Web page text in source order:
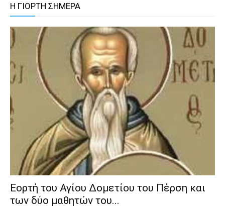
Η ΓΙΟΡΤΗ ΣΗΜΕΡΑ
Εορτή του Αγίου Δομετίου του Πέρση και
των δύο μαθητών του...